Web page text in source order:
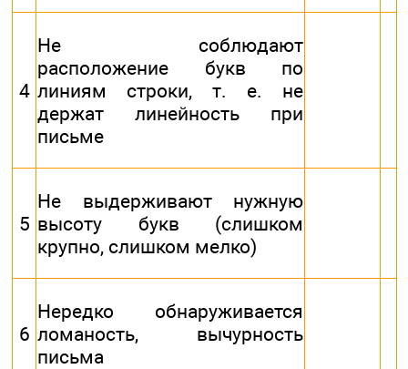
4
Не соблюдают
расположение букв по
линиям строки, т. е. не
держат линейность при
письме
5
Не выдерживают нужную
высоту букв (слишком
крупно, слишком мелко)
6
Нередко обнаруживается
ломаность, вычурность
письма